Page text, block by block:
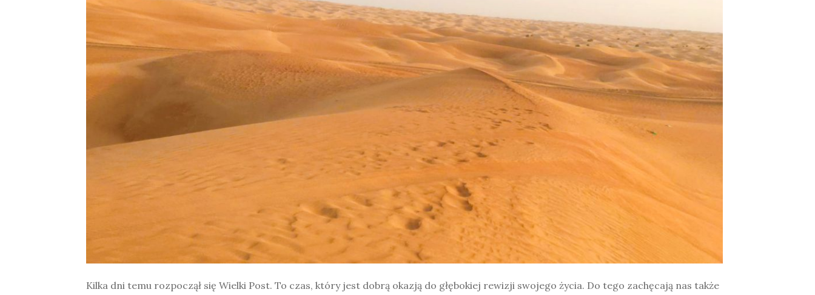
Kilka dni temu rozpoczął się Wielki Post. To czas, który jest dobrą okazją do głębokiej rewizji swojego życia. Do tego zachęcają nas także